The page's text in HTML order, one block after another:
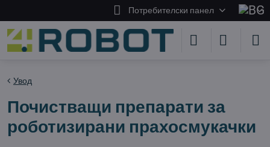
Потребителски панел
Увод
Почистващи препарати за
роботизирани прахосмукачки